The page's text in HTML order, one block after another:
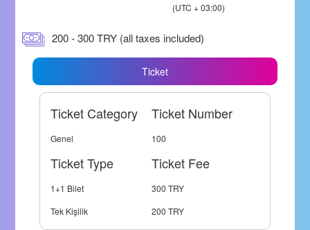
(UTC + 03:00)
200 - 300 TRY (all taxes included)
Ticket
Ticket Category Ticket Number
Genel 100
Ticket Type Ticket Fee
1+1 Bilet
300 TRY
Tek Kişilik
200 TRY